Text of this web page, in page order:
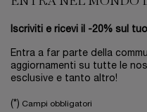
Iscriviti e ricevi il -20% sul
Entra a far parte della
aggiornamenti su tutte le
esclusive e tanto altro!
(*) Campi obbligatori